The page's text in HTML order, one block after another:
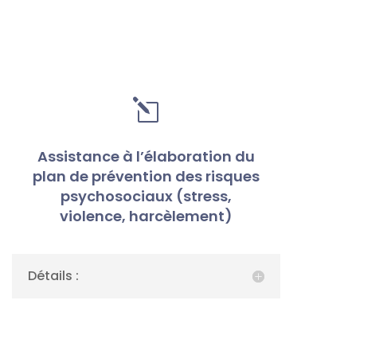
l
Assistance à l’élaboration du
plan de prévention des risques
psychosociaux (stress,
violence, harcèlement)
Détails :